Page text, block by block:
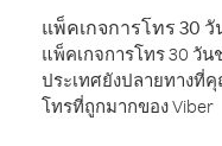
แพ็คเกจการโทร 30 วั
แพ็คเกจการโทร 30 วั
ประเทศยังปลายทางที่
โทรที่ถูกมากของ Viber